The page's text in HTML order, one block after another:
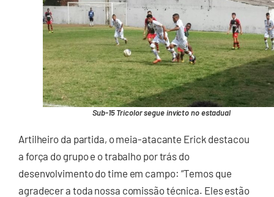
Sub-15 Tricolor segue invicto no estadual
Artilheiro da partida, o meia-atacante Erick destacou
a força do grupo e o trabalho por trás do
desenvolvimento do time em campo: “Temos que
agradecer a toda nossa comissão técnica. Eles estão